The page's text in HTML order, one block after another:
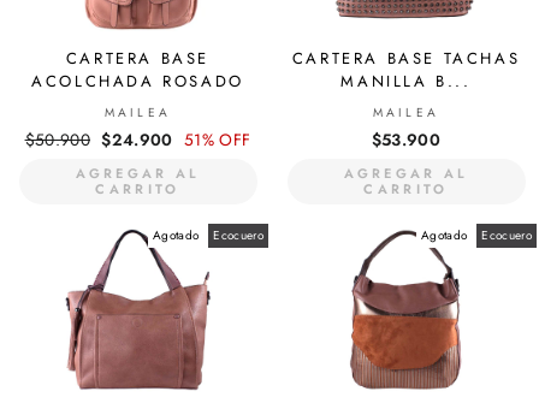
CARTERA BASE
ACOLCHADA ROSADO
MAILEA
Precio
habitual
$50.900 Precio
de
oferta
$24.900 51% OFF
AGREGAR AL
CARRITO
CARTERA BASE TACHAS
MANILLA B...
MAILEA
$53.900
AGREGAR AL
CARRITO
Agotado Ecocuero Agotado Ecocuero